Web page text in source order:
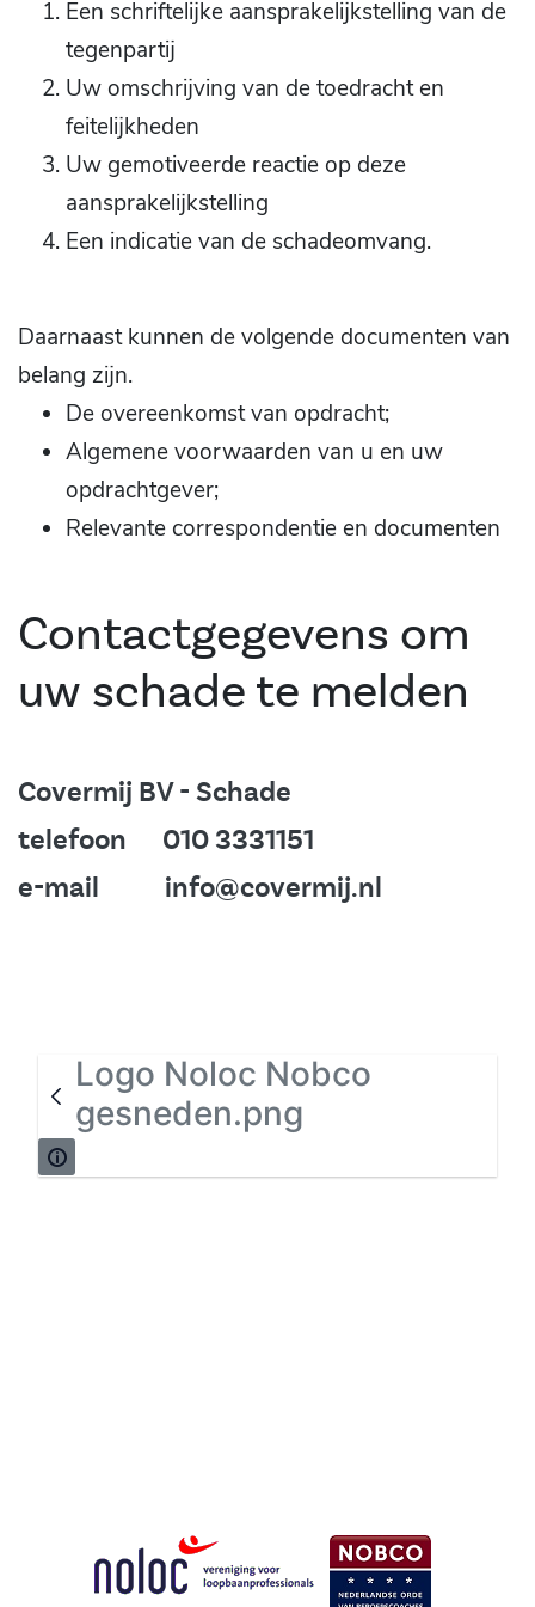
Een schriftelijke aansprakelijkstelling van de
tegenpartij
Uw omschrijving van de toedracht en
feitelijkheden
Uw gemotiveerde reactie op deze
aansprakelijkstelling
Een indicatie van de schadeomvang.
Daarnaast kunnen de volgende documenten van
belang zijn.
De overeenkomst van opdracht;
Algemene voorwaarden van u en uw
opdrachtgever;
Relevante correspondentie en documenten
Contactgegevens om
uw schade te melden
Covermij BV - Schade
telefoon 010 3331151
e-mail info@covermij.nl
Logo Noloc Nobco
gesneden.png